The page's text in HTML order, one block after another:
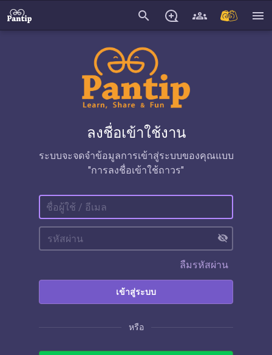
search menu
ลงชื่อเข้าใช้งาน
ระบบจะจดจำข้อมูลการเข้าสู่ระบบของคุณแบบ
"การลงชื่อเข้าใช้ถาวร"
visibility_off
ลืมรหัสผ่าน
เข้าสู่ระบบ
หรือ